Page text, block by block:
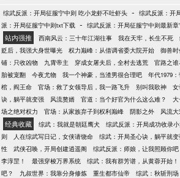
综武反派：开局征服宁中则 吃小龙虾不吐虾头 - 综武反派：开
派：开局征服宁中则txt下载 - 综武反派：开局征服宁中则最新
站内强推 西南风云：三十年江湖往事 我在天牢，长生不死
贬后，我强大身世曝光
权力巅峰：从借调省委大院开始 御兽
铺：只收凶物
九霄帝主 穿成女屠夫后，全村去逃荒 官路之
胎被宠翻
今夜尤物 我一个神豪，当渣男很合理吧 年代1979
棺，阎王命
官场：救了女领导后，我一路飞升 别叫我歌神
诀，躺平就变强
风流赘婿 官道：当个好官为什么这么难？ 大
场之绝对权力
官场：从家族弃子到权利巅峰 阴影之外 风流
经典收藏 综武：我就是朝廷鹰犬 综武反派：开局成功收录
则
人在综武写日记，女侠请饶命 综武：开局圣心诀，躺平就
性
武侠召唤，开局创建逍遥阁 综武反派：师娘，让我照顾你吧
李淳罡！
最强穿梭万界系统 综武：我有群芳谱，从黄蓉开始！
吧？
九叔世界：我靠分身修炼 重生都市仙帝 综武：秋斩刑